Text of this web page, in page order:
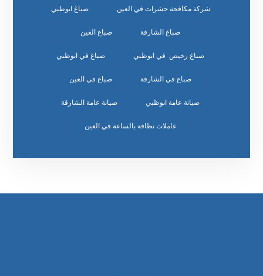
شركة مكافحة حشرات في العين صباغ ابوظبي
صباغ الشارقة صباغ العين
صباغ رخيص في ابوظبي صباغ في ابوظبي
صباغ في الشارقة صباغ في العين
صيانة عامة ابوظبي صيانة عامة الشارقة
عاملات نظافة بالساعة في العين